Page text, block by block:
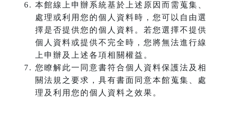
本館線上申辦系統基於上述原因而需蒐集、
處理或利用您的個人資料時，您可以自由選
擇是否提供您的個人資料。若您選擇不提供
個人資料或提供不完全時，您將無法進行線
上申辦及上述各項相關權益。
您瞭解此一同意書符合個人資料保護法及相
關法規之要求，具有書面同意本館蒐集、處
理及利用您的個人資料之效果。